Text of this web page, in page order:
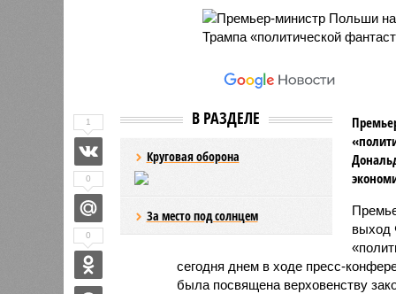
В РАЗДЕЛЕ
Круговая оборона
За место под солнцем
выход
сегодня днем в ходе пресс-
была посвящена верховенству
1
0
0